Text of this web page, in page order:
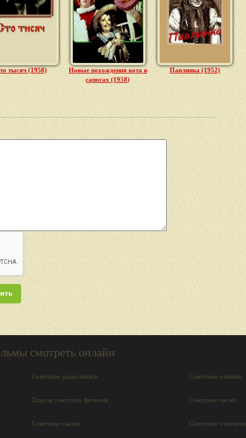
тысяч (1958)
Новые похождения кота в
сапогах (1958)
Павлинка (1952)
смотреть онлайн
Советские радиозаписи
Список советских фильмов
Советские сказки
Советские плакаты
Советские песни
Советские открытки